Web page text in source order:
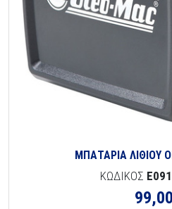
ΜΠΑΤΑΡΙΑ ΛΙΘΙΟΥ
ΚΩΔΙΚΟΣ
99,00